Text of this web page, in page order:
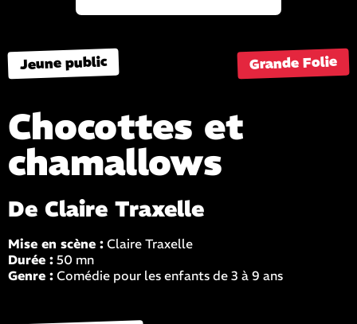
Jeune public Grande Folie
Chocottes et
chamallows
De Claire Traxelle
Mise en scène : Claire Traxelle
Durée : 50 mn
Genre : Comédie pour les enfants de 3 à 9 ans